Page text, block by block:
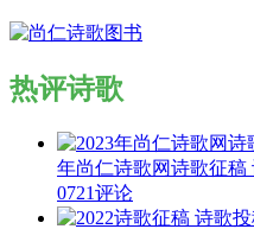
热评诗歌
年尚仁诗歌网诗歌征稿
0721评论